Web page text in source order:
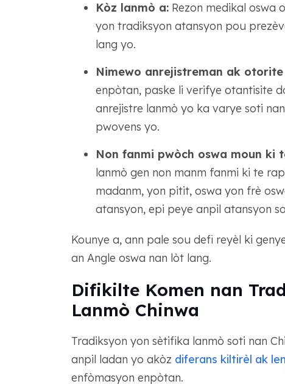
Kòz lanmò a:Rezon medikal oswa
yon tradiksyon atansyon pou
lang yo.
Nimewo anrejistreman ak
enpòtan, paske li verifye otantisite
anrejistre lanmò yo ka varye soti
pwovens yo.
Non fanmi pwòch oswa moun ki
lanmò gen non manm fanmi ki te
madanm, yon pitit, oswa yon frè
atansyon, epi peye anpil atansyon
Kounye a, ann pale sou defi reyèl ki
an Angle oswa nan lòt lang.
Difikilte Komen nan
Lanmò Chinwa
Tradiksyon yon sètifika lanmò soti nan
anpil ladan yo akòz diferans kiltirèl ak
enfòmasyon enpòtan.